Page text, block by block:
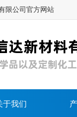
限公司官方网站
于我们